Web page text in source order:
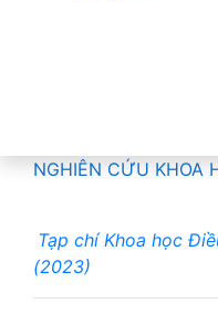
NGHIÊN CỨU KHOA
Tạp chí Khoa học
(2023)